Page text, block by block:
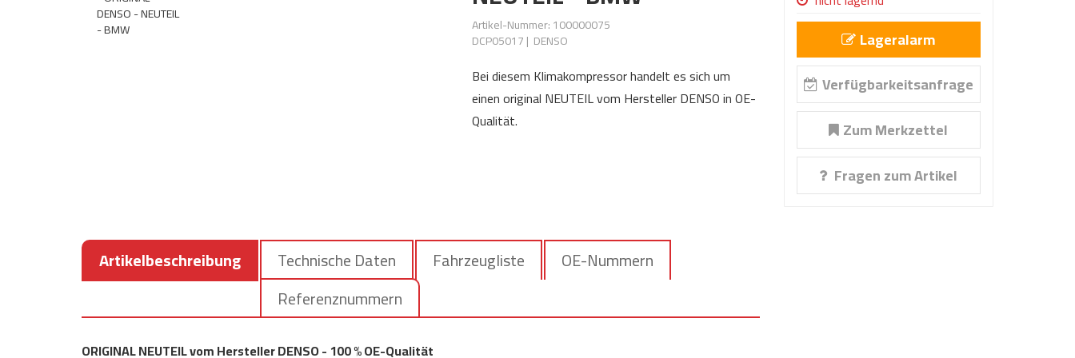
Artikel-Nummer: 100000075
DCP05017| DENSO
Bei diesem Klimakompressor handelt es sich um
einen original NEUTEIL vom Hersteller DENSO in OE-
Qualität.
Lageralarm
Verfügbarkeitsanfrage
Zum Merkzettel
Fragen zum Artikel
Artikelbeschreibung Technische Daten Fahrzeugliste
OE-Nummern
Referenznummern
ORIGINAL NEUTEIL vom Hersteller DENSO - 100 % OE-Qualität